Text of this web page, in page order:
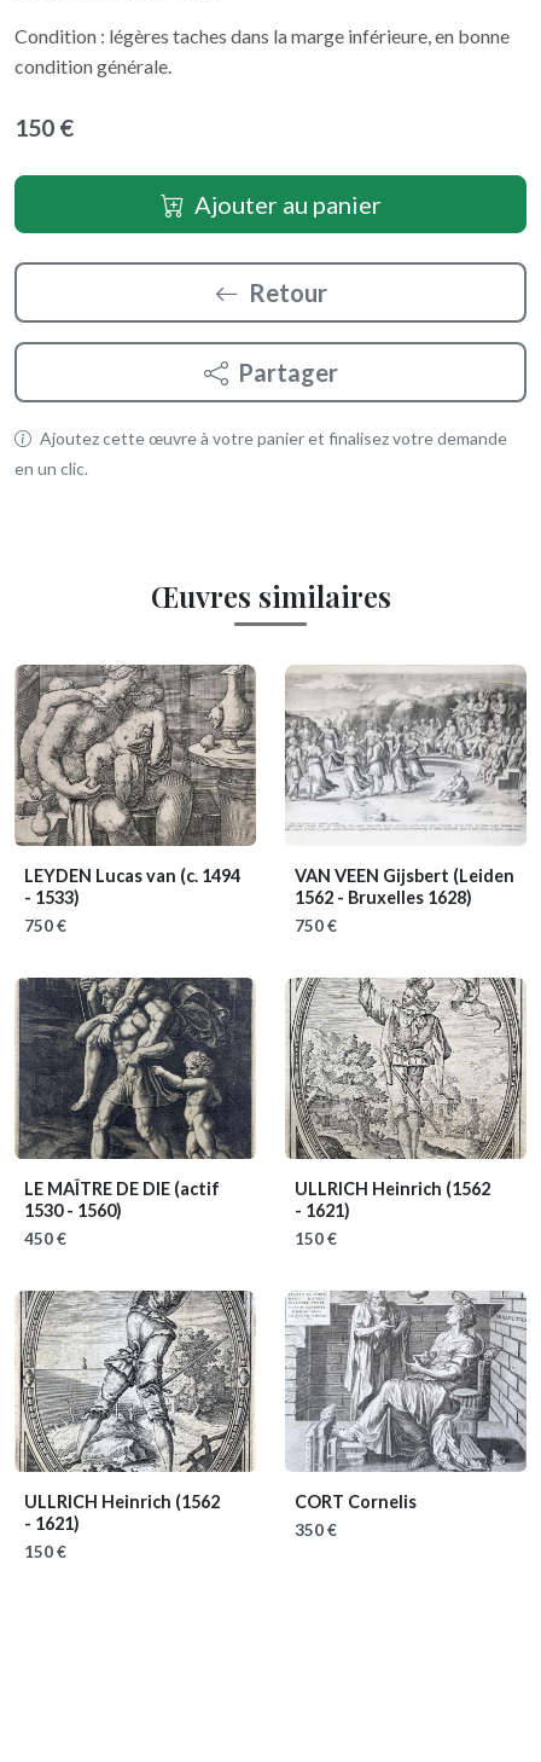
Condition : légères taches dans la marge inférieure, en bonne
condition générale.
150 €
Ajouter au panier
Retour
Partager
Ajoutez cette œuvre à votre panier et finalisez votre demande
en un clic.
Œuvres similaires
LEYDEN Lucas van (c. 1494
- 1533)
750 €
VAN VEEN Gijsbert (Leiden
1562 - Bruxelles 1628)
750 €
LE MAÎTRE DE DIE (actif
1530 - 1560)
450 €
ULLRICH Heinrich (1562
- 1621)
150 €
ULLRICH Heinrich (1562
- 1621)
150 €
CORT Cornelis
350 €